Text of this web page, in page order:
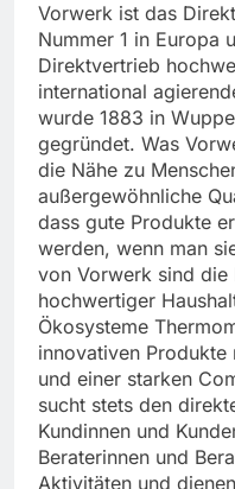
Vorwerk ist das
Nummer 1 in Europa
Direktvertrieb
international
wurde 1883 in
gegründet. Was
die Nähe zu
außergewöhnliche
dass gute Produkte
werden, wenn man
von Vorwerk sind die
hochwertiger
Ökosysteme
innovativen Produkte
und einer starken
sucht stets den
Kundinnen und
Beraterinnen und
Aktivitäten und